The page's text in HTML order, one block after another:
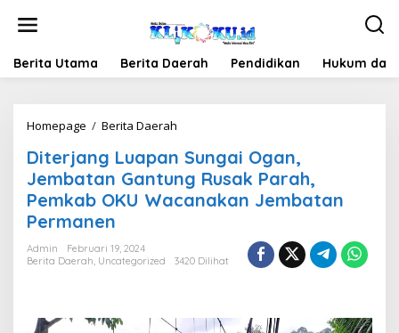
Berita Utama Berita Daerah Pendidikan Hukum
Homepage / Berita Daerah
Sungai
Ogan,
Jembatan
Gantung
OKU
Permanen
Diterjang Luapan Sungai Ogan,
Jembatan Gantung Rusak Parah,
Pemkab OKU Wacanakan Jembatan
Permanen
Admin
Februari 19, 2024
Berita Daerah, Uncategorized 3420 Dilihat